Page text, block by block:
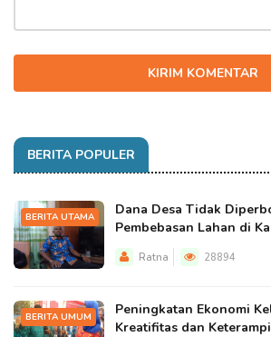
KIRIM KOMENTAR
BERITA POPULER
BERITA UTAMA
Dana Desa Tidak
Pembebasan Lahan di
Ratna 28894
BERITA UMUM
Peningkatan Ekonomi
Kreatifitas dan